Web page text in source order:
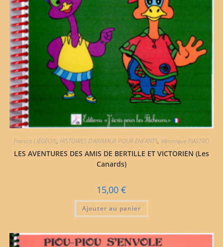
Francis LIÉGEOIS, HISTOIRES D'ANIMAUX POUR ENFANTS, Véronique PIASTRO
LES AVENTURES DES AMIS DE BERTILLE ET VICTORIEN (Les
Canards)
15,00 €
Ajouter au panier